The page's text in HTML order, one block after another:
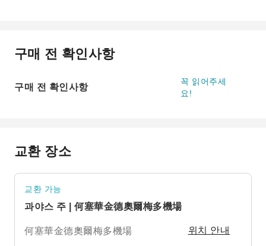
구매 전 확인사항
구매 전 확인사항
꼭 읽어주세
요!
교환 장소
교환 가능
과야스 주 | 何塞華金德奧爾梅多機場
何塞華金德奧爾梅多機場 위치 안내